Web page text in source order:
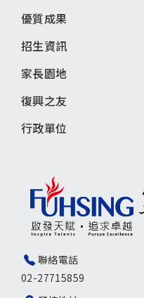
聯絡電話
02-27715859
優質成果
招生資訊
家長園地
復興之友
行政單位